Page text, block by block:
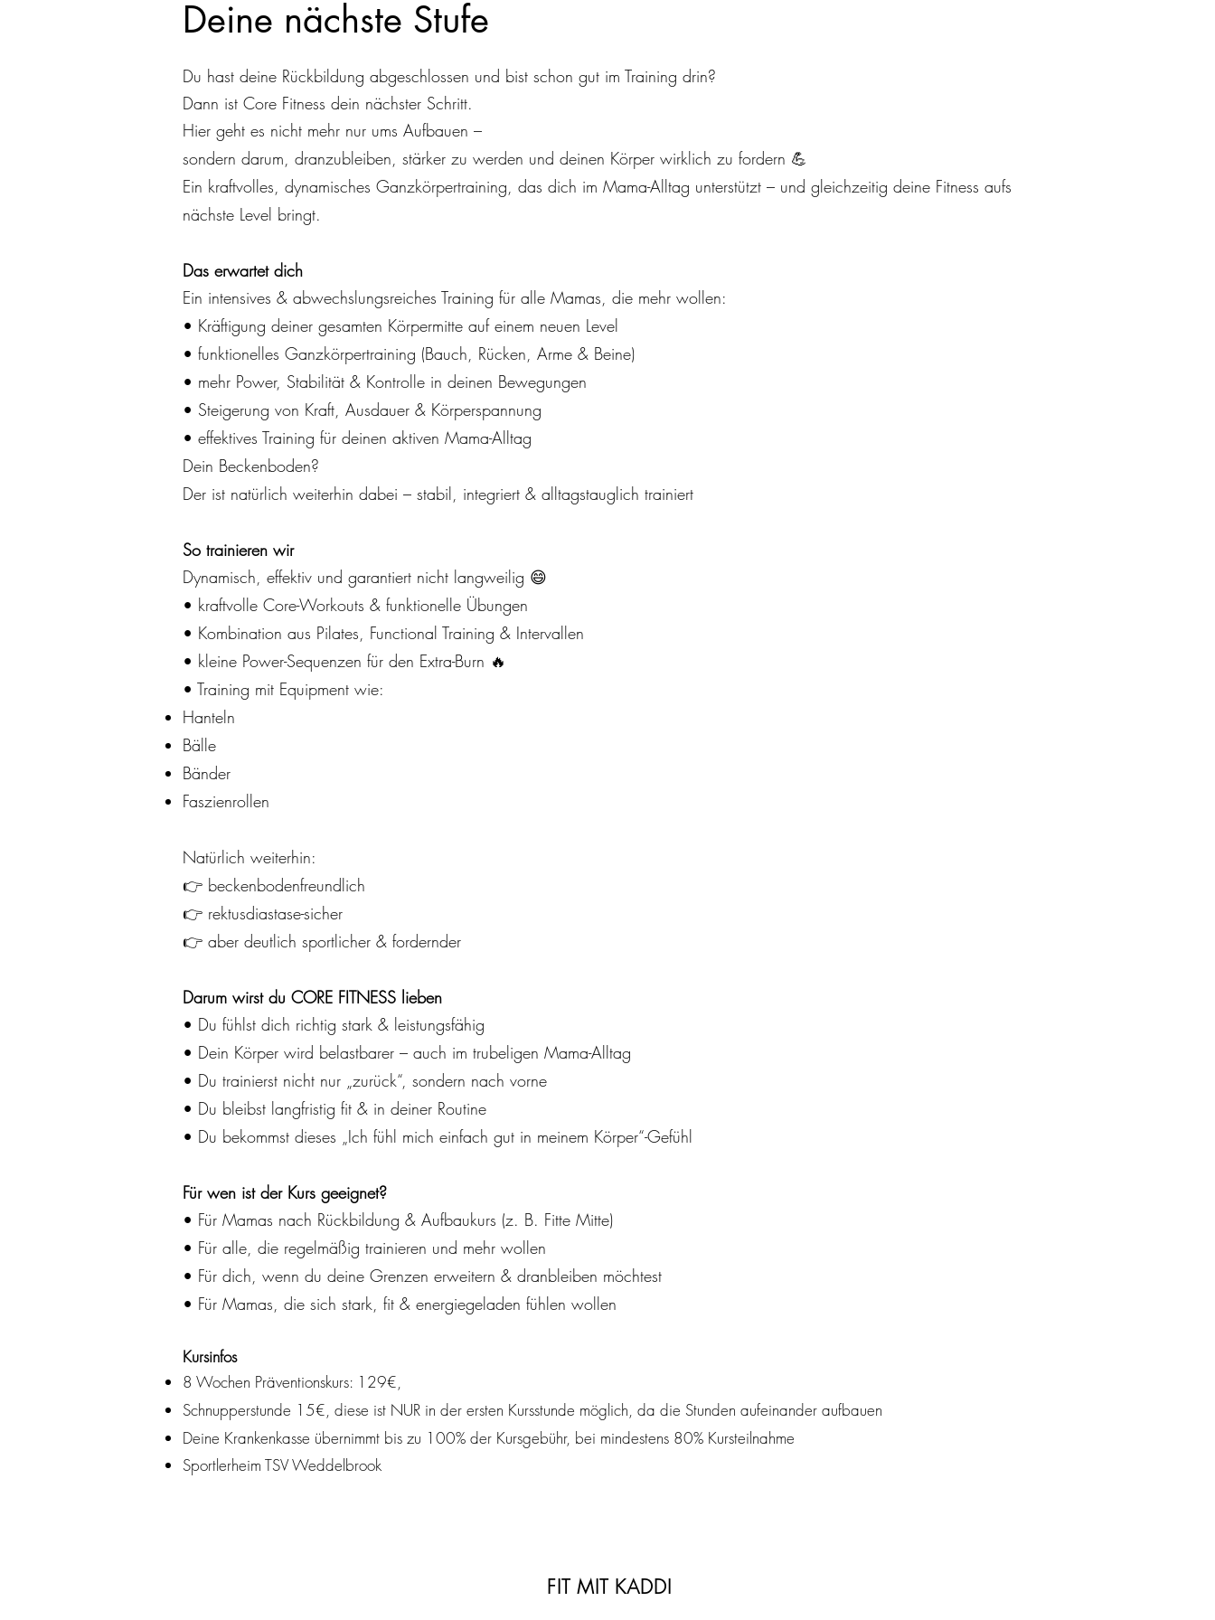
Deine nächste Stufe
Du hast deine Rückbildung abgeschlossen und bist schon gut im Training drin?
Dann ist Core Fitness dein nächster Schritt.
Hier geht es nicht mehr nur ums Aufbauen –
sondern darum, dranzubleiben, stärker zu werden und deinen Körper wirklich zu fordern 💪
Ein kraftvolles, dynamisches Ganzkörpertraining, das dich im Mama-Alltag unterstützt – und gleichzeitig deine Fitness aufs
nächste Level bringt.
Das erwartet dich
Ein intensives & abwechslungsreiches Training für alle Mamas, die mehr wollen:
• Kräftigung deiner gesamten Körpermitte auf einem neuen Level
• funktionelles Ganzkörpertraining (Bauch, Rücken, Arme & Beine)
• mehr Power, Stabilität & Kontrolle in deinen Bewegungen
• Steigerung von Kraft, Ausdauer & Körperspannung
• effektives Training für deinen aktiven Mama-Alltag
Dein Beckenboden?
Der ist natürlich weiterhin dabei – stabil, integriert & alltagstauglich trainiert
So trainieren wir
Dynamisch, effektiv und garantiert nicht langweilig 😄
• kraftvolle Core-Workouts & funktionelle Übungen
• Kombination aus Pilates, Functional Training & Intervallen
• kleine Power-Sequenzen für den Extra-Burn 🔥
• Training mit Equipment wie:
Hanteln
Bälle
Bänder
Faszienrollen
Natürlich weiterhin:
👉 beckenbodenfreundlich
👉 rektusdiastase-sicher
👉 aber deutlich sportlicher & fordernder
Darum wirst du CORE FITNESS lieben
• Du fühlst dich richtig stark & leistungsfähig
• Dein Körper wird belastbarer – auch im trubeligen Mama-Alltag
• Du trainierst nicht nur „zurück“, sondern nach vorne
• Du bleibst langfristig fit & in deiner Routine
• Du bekommst dieses „Ich fühl mich einfach gut in meinem Körper“-Gefühl
Für wen ist der Kurs geeignet?
• Für Mamas nach Rückbildung & Aufbaukurs (z. B. Fitte Mitte)
• Für alle, die regelmäßig trainieren und mehr wollen
• Für dich, wenn du deine Grenzen erweitern & dranbleiben möchtest
• Für Mamas, die sich stark, fit & energiegeladen fühlen wollen
Kursinfos
8 Wochen Präventionskurs: 129€,
Schnupperstunde 15€, diese ist NUR in der ersten Kursstunde möglich, da die Stunden aufeinander aufbauen
Deine Krankenkasse übernimmt bis zu 100% der Kursgebühr, bei mindestens 80% Kursteilnahme
Sportlerheim TSV Weddelbrook
FIT MIT KADDI